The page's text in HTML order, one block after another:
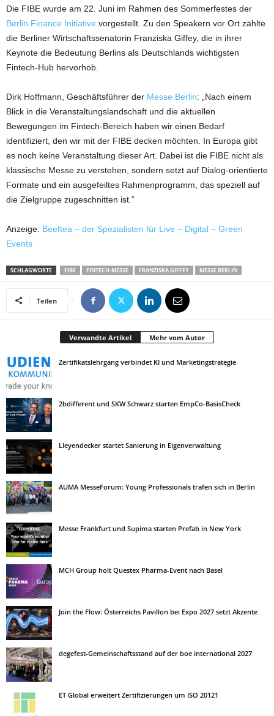
Die FIBE wurde am 22. Juni im Rahmen des Sommerfestes der
Berlin Finance Initiative vorgestellt. Zu den Speakern vor Ort zählte
die Berliner Wirtschaftssenatorin Franziska Giffey, die in ihrer
Keynote die Bedeutung Berlins als Deutschlands wichtigsten
Fintech-Hub hervorhob.
Dirk Hoffmann, Geschäftsführer der Messe Berlin: „Nach einem
Blick in die Veranstaltungslandschaft und die aktuellen
Bewegungen im Fintech-Bereich haben wir einen Bedarf
identifiziert, den wir mit der FIBE decken möchten. In Europa gibt
es noch keine Veranstaltung dieser Art. Dabei ist die FIBE nicht als
klassische Messe zu verstehen, sondern setzt auf Dialog-orientierte
Formate und ein ausgefeiltes Rahmenprogramm, das speziell auf
die Zielgruppe zugeschnitten ist.”
Anzeige: Beeftea – der Spezialisten für Live – Digital – Green
Events
SCHLAGWORTE FIBE FINTECH-MESSE FRANZISKA GIFFEY MESSE BERLIN
Teilen
Verwandte Artikel Mehr vom Autor
Zertifikatslehrgang verbindet KI und Marketingstrategie
2bdifferent und SKW Schwarz starten EmpCo-BasisCheck
Lleyendecker startet Sanierung in Eigenverwaltung
AUMA MesseForum: Young Professionals trafen sich in Berlin
Messe Frankfurt und Supima starten Prefab in New York
MCH Group holt Questex Pharma-Event nach Basel
Join the Flow: Österreichs Pavillon bei Expo 2027 setzt Akzente
degefest-Gemeinschaftsstand auf der boe international 2027
ET Global erweitert Zertifizierungen um ISO 20121